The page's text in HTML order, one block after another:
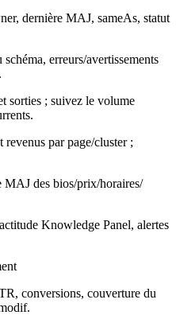
dernière MAJ, sameAs, statut
erreurs/avertissements
sorties ; suivez le volume
par page/cluster ;
MAJ des bios/prix/horaires/
Knowledge Panel, alertes
conversions, couverture du